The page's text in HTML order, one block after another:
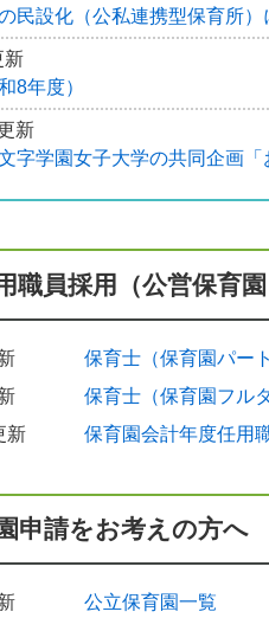
民設化（公私連携型保育所
新
8年度）
新
字学園女子大学の共同企画
新
新
9年4月入所に関するお知らせ
制度（乳児等通園支援事業
よる虐待を発見したときは、
制度（乳児等通園支援事業
職員採用（公営保育
保育士（保育園パー
保育士（保育園フル
新
保育園会計年度任用
申請をお考えの方へ
公立保育園一覧